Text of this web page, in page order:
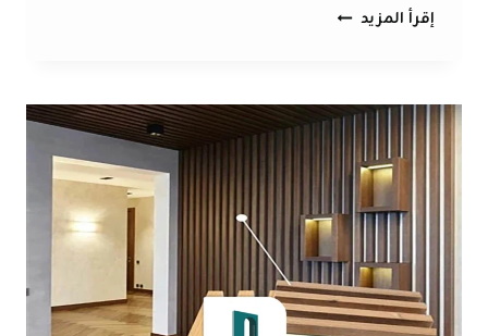
إقرأ المزيد ديكور
ت:
0562525651
–
ديكور
خشب
مفرغ
مكة